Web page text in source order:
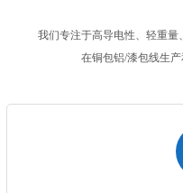
我们专注于高导电性、轻重量
在铜包铝/漆包线生